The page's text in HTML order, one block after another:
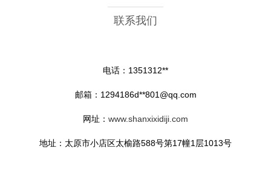
联系我们
电话：1351312**
邮箱：1294186d**801@qq.com
网址： www.shanxixidiji.com
地址：太原市小店区太榆路588号第17幢1层1013号